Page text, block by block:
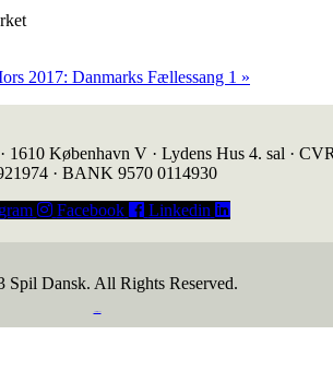
2017: Danmarks Fællessang 1 »
1610 København V · Lydens Hus 4. sal ·
· BANK 9570 0114930
Facebook Linkedin
Spil Dansk. All Rights Reserved.